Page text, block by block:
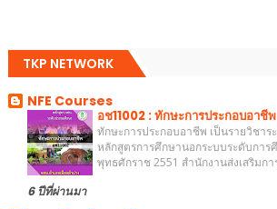
TKP NETWORK
NFE Courses
อช11002 : ทักษะการประกอบอาชีพ
ทักษะการประกอบอาชีพ เป็นรายวิชา
หลักสูตรการศึกษานอกระบบระดับกา
พุทธศักราช 2551 สำนักงานส่งเสริมก
6 ปีที่ผ่านมา